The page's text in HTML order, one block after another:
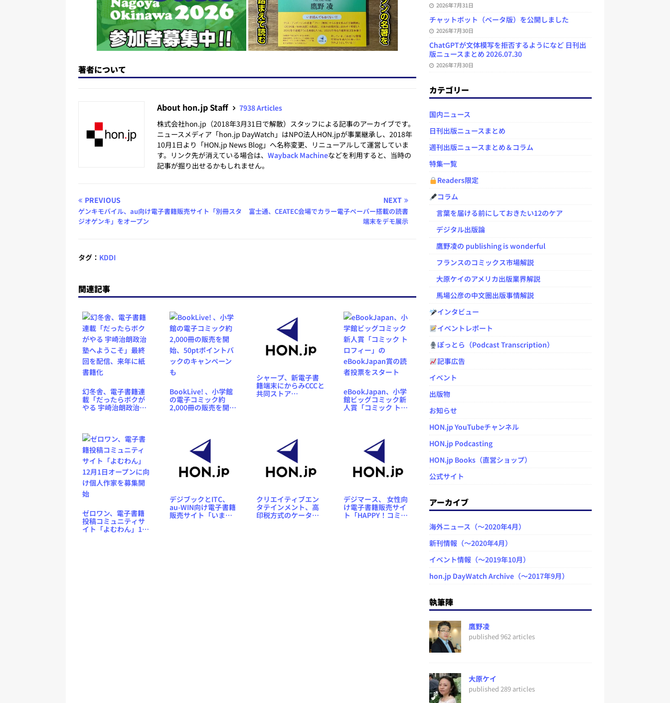
著者について
About hon.jp Staff
7938 Articles
株式会社hon.jp（2018年3月31日で解散）スタッフによる記事のアーカイブです。
ニュースメディア「hon.jp DayWatch」はNPO法人HON.jpが事業継承し、2018年
10月1日より「HON.jp News Blog」へ名称変更、リニューアルして運営していま
す。リンク先が消えている場合は、 Wayback Machineなどを利用すると、当時の
記事が掘り出せるかもしれません。
PREVIOUS
ゲンキモバイル、au向け電子書籍販売サイト「別冊スタ
ジオゲンキ」をオープン
NEXT
富士通、CEATEC会場でカラー電子ペーパー搭載の読書
端末をデモ展示
タグ： KDDI
関連記事
幻冬舎、電子書籍連
載「だったらボクが
やる 宇崎治朗政治塾
籍化
BookLive! 、小学館
の電子コミック約
2,000冊の販売を開
シャープ、新電子書
籍端末にからみCCCと
共同ストア
eBookJapan、小学
館ビッグコミック新
人賞「コミック トロ
ゼロワン、電子書籍
投稿コミュニティサ
イト「よむわん」12
デジブックとITC、
au-WIN向け電子書籍
販売サイト「いまよ
クリエイティブエン
タテインメント、高
印税方式のケータイ
デジマース、 女性向
け電子書籍販売サイ
ト「HAPPY！コミッ
2026年7月31日
チャットボット（ベータ版）を公開しました
2026年7月30日
ChatGPTが文体模写を拒否するようになど 日刊出
版ニュースまとめ 2026.07.30
2026年7月30日
カテゴリー
国内ニュース
日刊出版ニュースまとめ
週刊出版ニュースまとめ＆コラム
特集一覧
Readers限定
コラム
言葉を届ける前にしておきたい12のケア
デジタル出版論
鷹野凌の publishing is wonderful
フランスのコミックス市場解説
大原ケイのアメリカ出版業界解説
馬場公彦の中文圏出版事情解説
インタビュー
イベントレポート
ぽっとら（Podcast Transcription）
記事広告
イベント
出版物
お知らせ
HON.jp YouTubeチャンネル
HON.jp Podcasting
HON.jp Books（直営ショップ）
公式サイト
アーカイブ
海外ニュース（～2020年4月）
新刊情報（～2020年4月）
イベント情報（～2019年10月）
hon.jp DayWatch Archive（～2017年9月）
執筆陣
鷹野凌
published 962 articles
大原ケイ
published 289 articles